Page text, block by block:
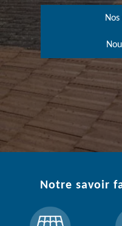
Notre savoir